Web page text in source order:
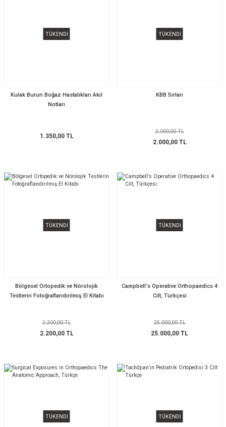
TÜKENDİ
Kulak Burun Boğaz Hastalıkları Akıl
Notları
1.350,00 TL
TÜKENDİ
KBB Sırları
2.000,00 TL
2.000,00 TL
TÜKENDİ
Bölgesel Ortopedik ve Nörolojik
Testlerin Fotoğraflandırılmış El Kitabı
2.200,00 TL
2.200,00 TL
TÜKENDİ
Campbell's Operative Orthopaedics 4
Cilt, Türkçesi
25.000,00 TL
25.000,00 TL
TÜKENDİ TÜKENDİ